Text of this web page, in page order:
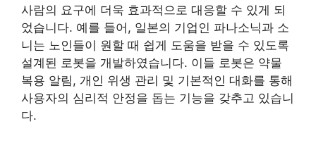
사람의 요구에 더욱 효과적으로 대응할 수 있게 되
었습니다. 예를 들어, 일본의 기업인 파나소닉과 소
니는 노인들이 원할 때 쉽게 도움을 받을 수 있도록
설계된 로봇을 개발하였습니다. 이들 로봇은 약물
복용 알림, 개인 위생 관리 및 기본적인 대화를 통해
사용자의 심리적 안정을 돕는 기능을 갖추고 있습니
다.